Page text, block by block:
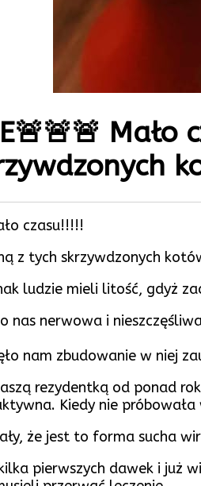
czasu!!!!!
z tych skrzywdzonych
ludzie mieli litość, gdyż
nas nerwowa i
nam zbudowanie w niej
rezydentką od ponad
Kiedy nie
że jest to forma sucha
pierwszych dawek i już